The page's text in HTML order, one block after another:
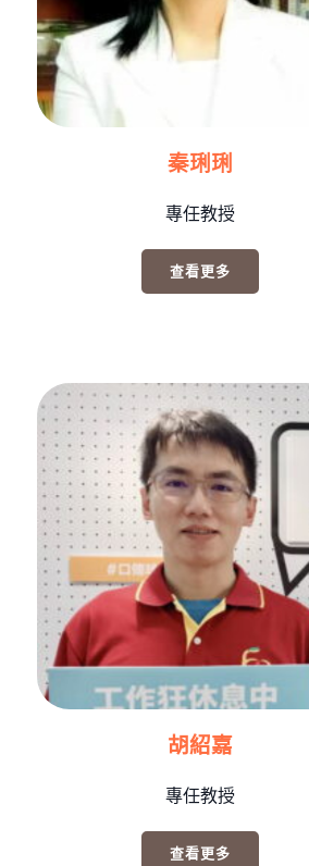
秦琍琍
專任教授
查看更多
胡紹嘉
專任教授
查看更多